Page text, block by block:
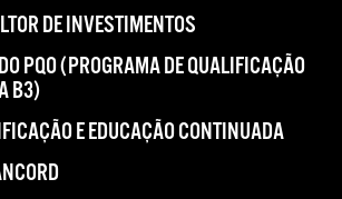
DE INVESTIMENTOS
PQO (PROGRAMA DE QUALIFICAÇÃO
B3)
E EDUCAÇÃO CONTINUADA